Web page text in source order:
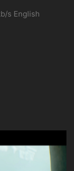
s English